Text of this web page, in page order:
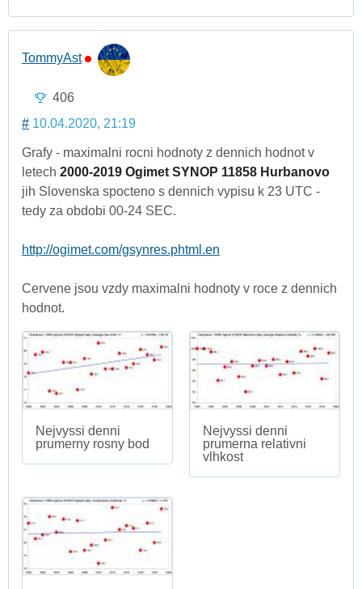
TommyAst
406
# 10.04.2020, 21:19
Grafy - maximalni rocni hodnoty z dennich hodnot v
letech 2000-2019 Ogimet SYNOP 11858 Hurbanovo
jih Slovenska spocteno s dennich vypisu k 23 UTC -
tedy za obdobi 00-24 SEC.
http://ogimet.com/gsynres.phtml.en
Cervene jsou vzdy maximalni hodnoty v roce z dennich
hodnot.
Nejvyssi denni
prumerny rosny bod
Nejvyssi denni
prumerna relativni
vlhkost